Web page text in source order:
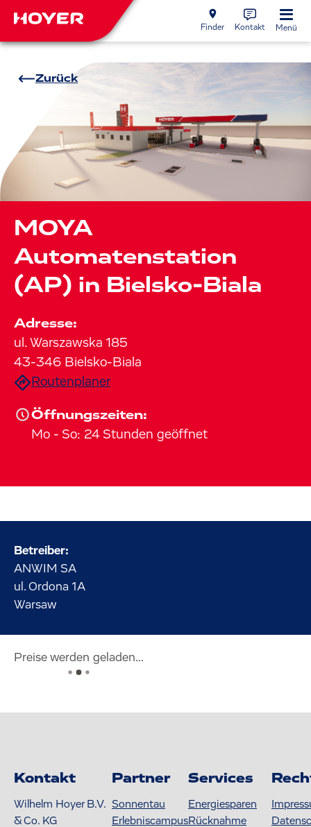
Finder Kontakt Menü
Zurück
MOYA
Automatenstation
(AP) in Bielsko-Biala
Adresse:
ul. Warszawska 185
43-346 Bielsko-Biala
Routenplaner
Öffnungszeiten:
Mo - So: 24 Stunden geöffnet
Betreiber:
ANWIM SA
ul. Ordona 1A
Warsaw
Preise werden geladen...
Kontakt
Wilhelm Hoyer B.V.
& Co. KG
Partner
Sonnentau
Erlebniscampus
Services
Energiesparen
Rücknahme